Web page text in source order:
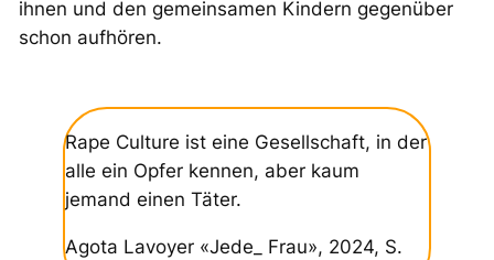
ihnen und den gemeinsamen Kindern gegenüber
schon aufhören.
Rape Culture ist eine Gesellschaft, in der
alle ein Opfer kennen, aber kaum
jemand einen Täter.
Agota Lavoyer «Jede_ Frau», 2024, S.